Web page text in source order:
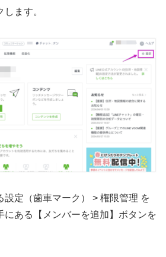
ます。
設定（歯車マーク） > 権限管理 を
にある【メンバーを追加】ボタンを